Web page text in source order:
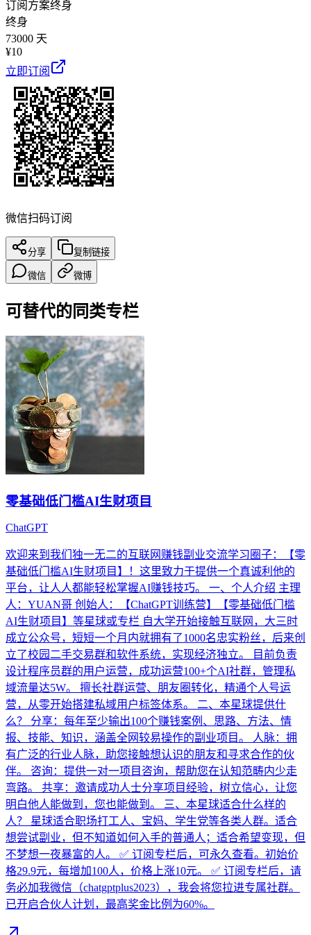
订阅方案终身
终身
73000 天
¥10
立即订阅
微信扫码订阅
分享 复制链接
微信 微博
可替代的同类专栏
零基础低门槛AI生财项目
ChatGPT
欢迎来到我们独一无二的互联网赚钱副业交流学习圈子：【零
基础低门槛AI生财项目】！这里致力于提供一个真诚利他的
平台，让人人都能轻松掌握AI赚钱技巧。 一、个人介绍 主理
人：YUAN哥 创始人：【ChatGPT训练营】【零基础低门槛
AI生财项目】等星球或专栏 自大学开始接触互联网，大三时
成立公众号，短短一个月内就拥有了1000名忠实粉丝，后来创
立了校园二手交易群和软件系统，实现经济独立。 目前负责
设计程序员群的用户运营，成功运营100+个AI社群，管理私
域流量达5W。 擅长社群运营、朋友圈转化，精通个人号运
营，从零开始搭建私域用户标签体系。 二、本星球提供什
么？ 分享：每年至少输出100个赚钱案例、思路、方法、情
报、技能、知识，涵盖全网较易操作的副业项目。 人脉：拥
有广泛的行业人脉，助您接触想认识的朋友和寻求合作的伙
伴。 咨询：提供一对一项目咨询，帮助您在认知范畴内少走
弯路。 共享：邀请成功人士分享项目经验，树立信心，让您
明白他人能做到，您也能做到。 三、本星球适合什么样的
人？ 星球适合职场打工人、宝妈、学生党等各类人群。适合
想尝试副业，但不知道如何入手的普通人；适合希望变现，但
不梦想一夜暴富的人。 ✅ 订阅专栏后，可永久查看。初始价
格29.9元，每增加100人，价格上涨10元。 ✅ 订阅专栏后，请
务必加我微信（chatgptplus2023），我会将您拉进专属社群。
已开启合伙人计划，最高奖金比例为60%。